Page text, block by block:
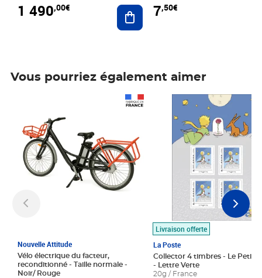
1 490,00€ Ajouter au panier
7,50€
Vous pourriez également aimer
Nouvelle Attitude
Vélo électrique du facteur,
reconditionné - Taille normale -
Noir/ Rouge
Livraison offerte
La Poste
Collector 4 timbres - Le Petit
- Lettre Verte
20g / France
Prix 7,50€